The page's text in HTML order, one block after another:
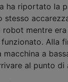
ha riportato la
stesso
mentre
Alla
macchina a
al punto di